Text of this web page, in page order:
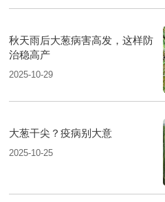
秋天雨后大葱病害高发，这样防
治稳高产
2025-10-29
大葱干尖？疫病别大意
2025-10-25